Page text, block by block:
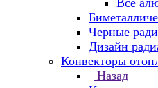
Все
Черные
Дизайн
Конвекторы
Назад